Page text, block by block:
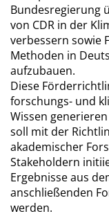
Bundesregierung
von CDR in der
verbessern sowie
Methoden in
aufzubauen.
Diese
forschungs- und
Wissen
soll mit der
akademischer
Stakeholdern
Ergebnisse aus
anschließenden
werden.